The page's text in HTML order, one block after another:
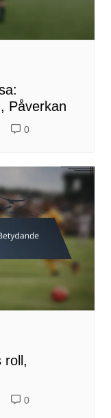
Påverkan
0
roll,
0